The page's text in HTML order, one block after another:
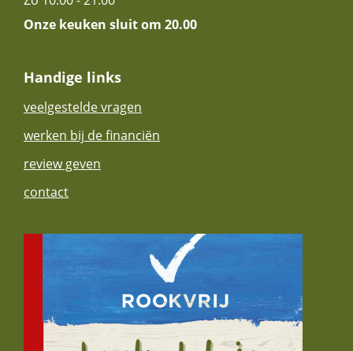
Onze keuken sluit om 20.00
Handige links
veelgestelde vragen
werken bij de financiën
review geven
contact